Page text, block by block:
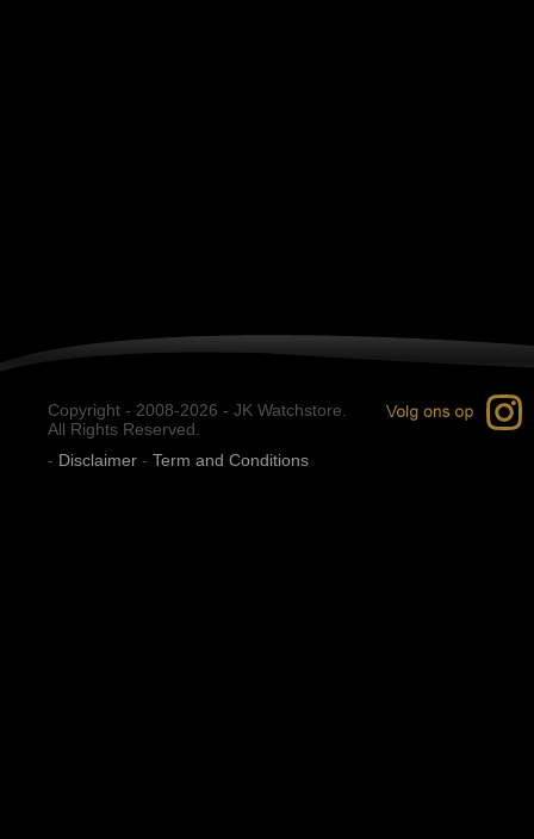
Copyright - 2008-2026 - JK Watchstore.
All Rights Reserved.
- Disclaimer - Term and Conditions